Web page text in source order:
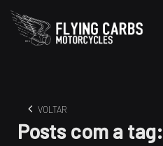
VOLTAR
Posts com a tag: